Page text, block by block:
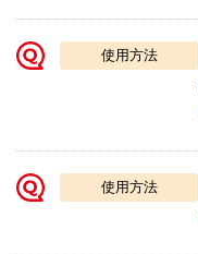
使用方法
使用方法